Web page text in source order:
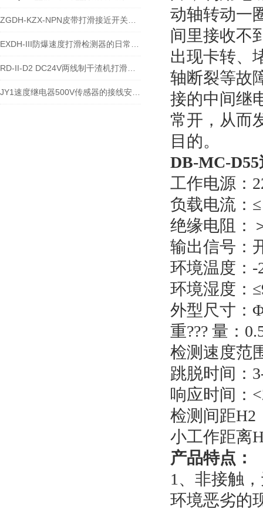
动轴转动一
间里接收不
出现卡转、
轴断裂等故
接的中间继
常开，从而
目的。
DB-MC-
工作电源：
负载电流：≤
绝缘电阻：
输出信号：
环境温度：
环境湿度：
外型尺寸：
重??? 量：
检测速度范
跳脱时间：
响应时间：
检测间距H2
小工作距离
产品特点：
1、非接触
环境恶劣的